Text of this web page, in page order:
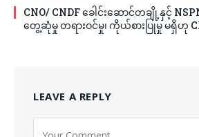
CNO/ CNDF ခေါင်းဆောင်တချို့နှင့်
တွေ့ဆုံမှု တရားဝင်မှု၊ ကိုယ်စားပြုမှု မရှိဟု
LEAVE A REPLY